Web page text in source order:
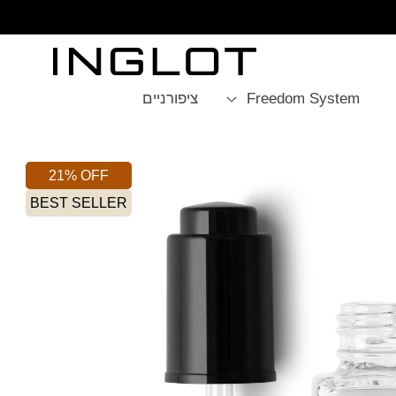
Freedom System ציפורניים
21% OFF
BEST SELLER